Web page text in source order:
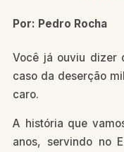
Por: Pedro Rocha
Você já ouviu dizer
caso da deserção
caro.
A história que
anos, servindo no